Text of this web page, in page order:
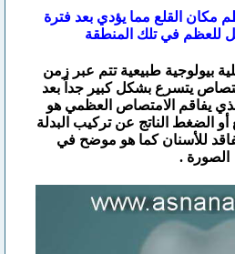
مكان القلع مما يؤدي بعد فترة
للعظم في تلك المنطقة
بيولوجية طبيعية تتم عبر زمن
يتسرع بشكل كبير جداً بعد
يفاقم الامتصاص العظمي هو
الضغط الناتج عن تركيب البدلة
للأسنان كما هو موضح في
الصورة .